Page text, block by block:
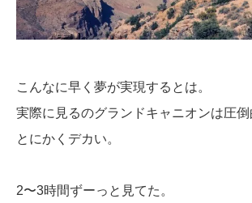
こんなに早く夢が実現するとは。
実際に見るのグランドキャニオンは圧倒
とにかくデカい。
2〜3時間ずーっと見てた。